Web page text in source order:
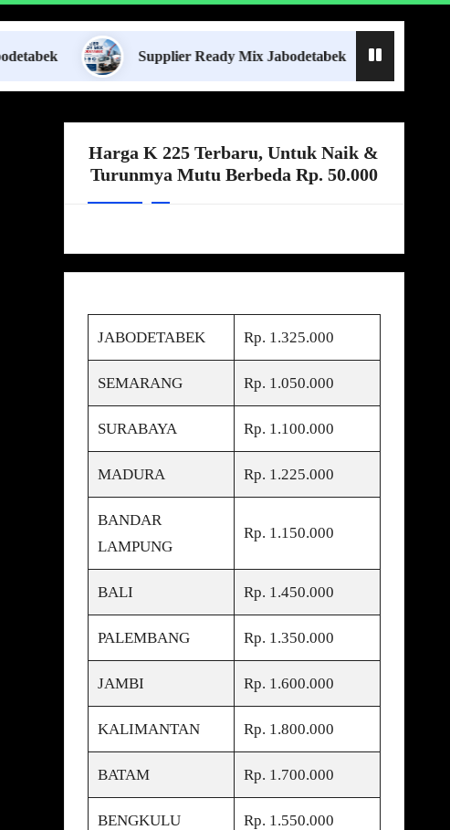
Supplier Ready Mix Jabodetabek
Harga K 225 Terbaru, Untuk Naik &
Turunmya Mutu Berbeda Rp. 50.000
JABODETABEK Rp. 1.325.000
SEMARANG Rp. 1.050.000
SURABAYA Rp. 1.100.000
MADURA Rp. 1.225.000
BANDAR
LAMPUNG
Rp. 1.150.000
BALI Rp. 1.450.000
PALEMBANG Rp. 1.350.000
JAMBI Rp. 1.600.000
KALIMANTAN Rp. 1.800.000
BATAM Rp. 1.700.000
BENGKULU Rp. 1.550.000